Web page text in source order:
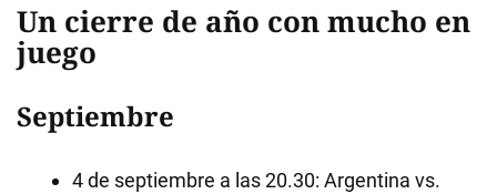
Un cierre de año con mucho en
juego
Septiembre
4 de septiembre a las 20.30: Argentina vs.